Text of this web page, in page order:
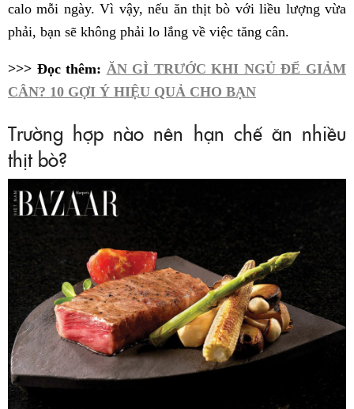
calo mỗi ngày. Vì vậy, nếu ăn thịt bò với liều lượng vừa
phải, bạn sẽ không phải lo lắng về việc tăng cân.
>>> Đọc thêm: ĂN GÌ TRƯỚC KHI NGỦ ĐỂ GIẢM
CÂN? 10 GỢI Ý HIỆU QUẢ CHO BẠN
Trường hợp nào nên hạn chế ăn nhiều
thịt bò?